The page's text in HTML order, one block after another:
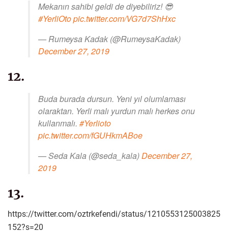
Mekanın sahibi geldi de diyebiliriz! 😎
#YerliOtopic.twitter.com/VG7d7ShHxc
— Rumeysa Kadak (@RumeysaKadak)
December 27, 2019
12.
Buda burada dursun. Yeni yıl olumlaması
olaraktan. Yerli malı yurdun malı herkes onu
kullanmalı. #Yerlioto
pic.twitter.com/fGUHkmABoe
— Seda Kala (@seda_kala)December 27,
2019
13.
https://twitter.com/oztrkefendi/status/1210553125003825
152?s=20